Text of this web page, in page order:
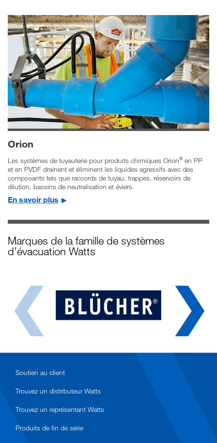
Orion
Les systèmes de tuyauterie pour produits chimiques Orion® en PP
et en PVDF drainent et éliminent les liquides agressifs avec des
composants tels que raccords de tuyau, trappes, réservoirs de
dilution, bassins de neutralisation et éviers.
En savoir plus
Marques de la famille de systèmes
d’évacuation Watts
Soutien au client
Trouvez un distributeur Watts
Trouvez un représentant Watts
Produits de fin de série